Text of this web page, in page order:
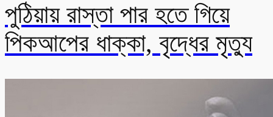
পুঠিয়ায় রাস্তা পার হতে গিয়ে
পিকআপের ধাক্কা, বৃদ্ধের মৃত্যু